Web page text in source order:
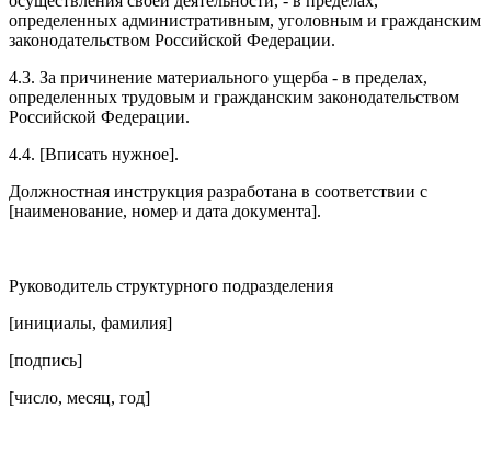
определенных административным, уголовным и гражданским
законодательством Российской Федерации.
4.3. За причинение материального ущерба - в пределах,
определенных трудовым и гражданским законодательством
Российской Федерации.
4.4. [Вписать нужное].
Должностная инструкция разработана в соответствии с
[наименование, номер и дата документа].
Руководитель структурного подразделения
[инициалы, фамилия]
[подпись]
[число, месяц, год]